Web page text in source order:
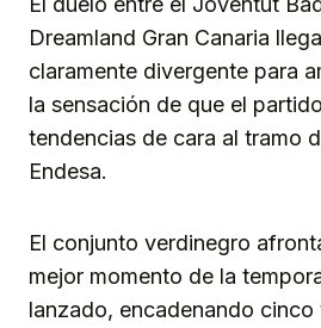
Dreamland Gran Canaria
claramente divergente para
la sensación de que el
tendencias de cara al tramo
Endesa.
El conjunto verdinegro
mejor momento de la
lanzado, encadenando